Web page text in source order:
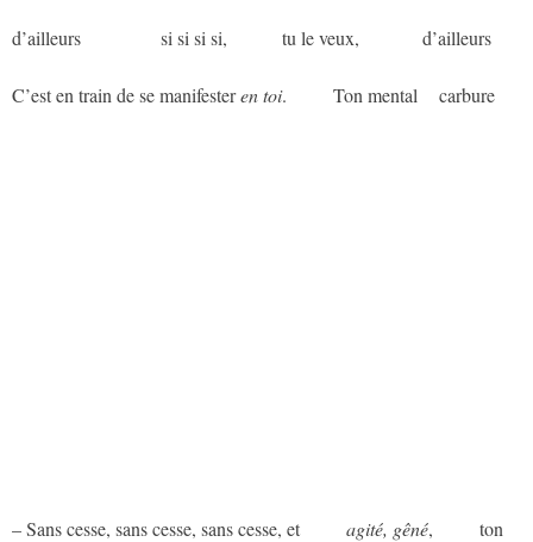
d’ailleurs si si si si, tu le veux, d’ailleurs
C’est en train de se manifesteren toi. Ton mental carbure
– Sans cesse, sans cesse, sans cesse, et agité, gêné, ton